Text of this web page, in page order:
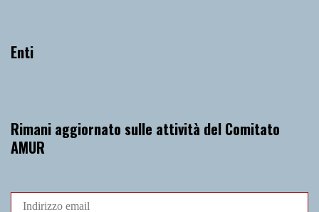
Enti
Rimani aggiornato sulle attività del Comitato
AMUR